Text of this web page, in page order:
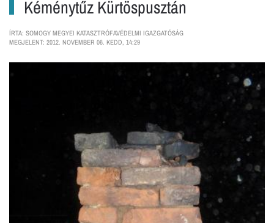
Kéménytűz Kürtöspusztán
ÍRTA: SOMOGY MEGYEI KATASZTRÓFAVÉDELMI IGAZGATÓSÁG
MEGJELENT: 2012. NOVEMBER 06. KEDD, 14:29